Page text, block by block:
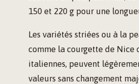
150 et 220 g pour une
Les variétés striées ou à la
comme la courgette de Nice
italiennes, peuvent
valeurs sans changement